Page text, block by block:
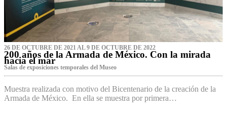
26 DE OCTUBRE DE 2021 AL 9 DE OCTUBRE DE 2022
200 años de la Armada de México. Con la mirada
hacia el mar
Salas de exposiciones temporales del Museo‌
Muestra realizada con motivo del Bicentenario de la creación de la
Armada de México. En ella se muestra por primera…